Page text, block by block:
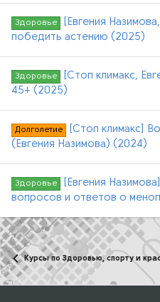
Здоровье
[Евгения
победить астению (2025)
Здоровье
[Стоп климакс,
45+ (2025)
Долголетие
[Стоп климакс]
(Евгения Назимова) (2024)
Здоровье
[Евгения
вопросов и ответов о
Курсы по Здоровью, спорту и